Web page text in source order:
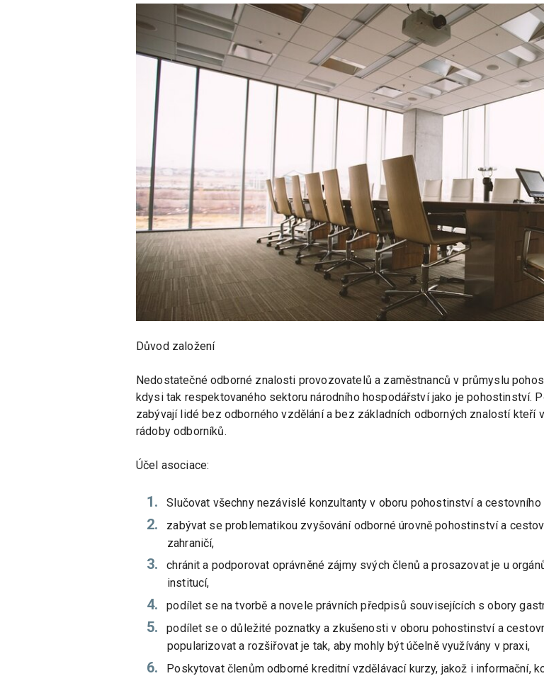
Důvod založení
Nedostatečné odborné znalosti provozovatelů a zaměstnanců v průmyslu
kdysi tak respektovaného sektoru národního hospodářství jako je pohostinství.
zabývají lidé bez odborného vzdělání a bez základních odborných znalostí kteří
rádoby odborníků.
Účel asociace:
Slučovat všechny nezávislé konzultanty v oboru pohostinství a cestovního
zabývat se problematikou zvyšování odborné úrovně pohostinství a
zahraničí,
chránit a podporovat oprávněné zájmy svých členů a prosazovat je u
institucí,
podílet se na tvorbě a novele právních předpisů souvisejících s obory
podílet se o důležité poznatky a zkušenosti v oboru pohostinství a
popularizovat a rozšiřovat je tak, aby mohly být účelně využívány v praxi,
Poskytovat členům odborné kreditní vzdělávací kurzy, jakož i informační,